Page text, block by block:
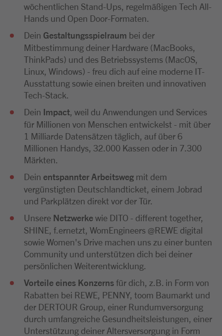
wöchentlichen Stand-Ups, regelmäßigen Tech All-
Hands und Open Door-Formaten.
Dein Gestaltungsspielraum bei der
Mitbestimmung deiner Hardware (MacBooks,
ThinkPads) und des Betriebssystems (MacOS,
Linux, Windows) - freu dich auf eine moderne IT-
Ausstattung sowie einen breiten und innovativen
Tech-Stack.
Dein Impact , weil du Anwendungen und Services
für Millionen von Menschen entwickelst - mit über
1 Milliarde Datensätzen täglich, auf über 6
Millionen Handys, 32.000 Kassen oder in 7.300
Märkten.
Dein entspannter Arbeitsweg mit dem
vergünstigten Deutschlandticket, einem Jobrad
und Parkplätzen direkt vor der Tür.
Unsere Netzwerkewie DITO - different together,
SHINE, f.ernetzt, WomEngineers @REWE digital
sowie Women's Drive machen uns zu einer bunten
Community und unterstützen dich bei deiner
persönlichen Weiterentwicklung.
Vorteile eines Konzernsfür dich, z.B. in Form von
Rabatten bei REWE, PENNY, toom Baumarkt und
der DERTOUR Group, einer Rundumversorgung
durch umfangreiche Gesundheitsleistungen, einer
Unterstützung deiner Altersversorgung in Form